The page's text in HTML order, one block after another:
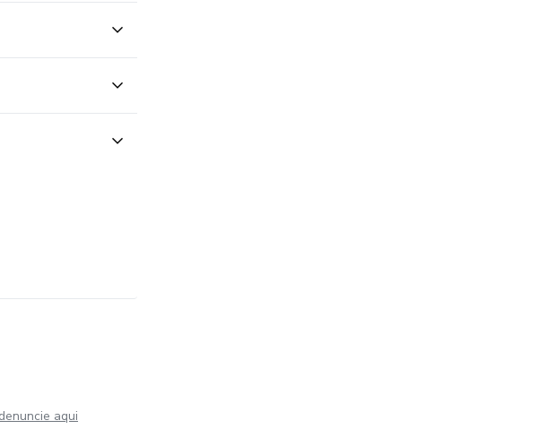
denuncie aqui